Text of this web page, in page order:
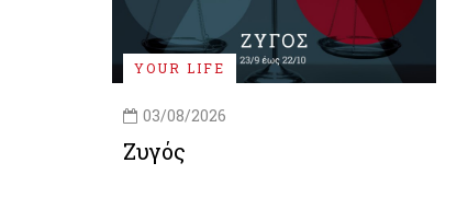
YOUR LIFE
03/08/2026
Ζυγός